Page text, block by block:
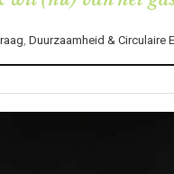
, Duurzaamheid & Circulaire